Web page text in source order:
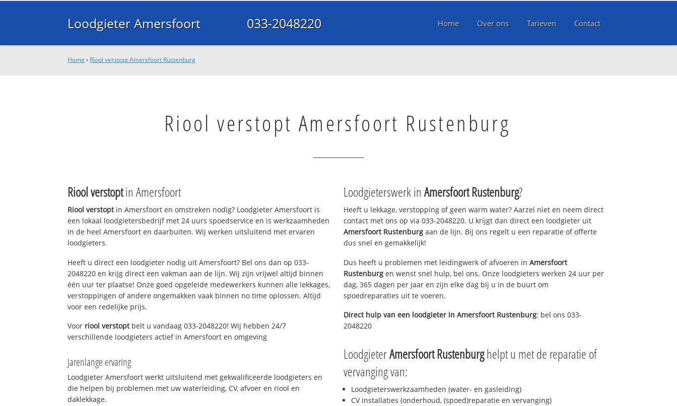
Loodgieter Amersfoort 033-2048220 Home Over ons Tarieven Contact
Home › Riool verstopt Amersfoort Rustenburg
Riool verstopt Amersfoort Rustenburg
Riool verstoptin Amersfoort
Riool verstoptin Amersfoort en omstreken nodig? Loodgieter Amersfoort is
een lokaal loodgietersbedrijf met 24 uurs spoedservice en is werkzaamheden
in de heel Amersfoort en daarbuiten. Wij werken uitsluitend met ervaren
loodgieters.
Heeft u direct een loodgieter nodig uit Amersfoort? Bel ons dan op 033-
2048220 en krijg direct een vakman aan de lijn. Wij zijn vrijwel altijd binnen
één uur ter plaatse! Onze goed opgeleide medewerkers kunnen alle lekkages,
verstoppingen of andere ongemakken vaak binnen no time oplossen. Altijd
voor een redelijke prijs.
Voor riool verstoptbelt u vandaag 033-2048220! Wij hebben 24/7
verschillende loodgieters actief in Amersfoort en omgeving
Jarenlange ervaring
Loodgieter Amersfoort werkt uitsluitend met gekwalificeerde loodgieters en
die helpen bij problemen met uw waterleiding, CV, afvoer en riool en
daklekkage.
Loodgieterswerk in Amersfoort Rustenburg?
Heeft u lekkage, verstopping of geen warm water? Aarzel niet en neem direct
contact met ons op via 033-2048220. U krijgt dan direct een loodgieter uit
Amersfoort Rustenburg aan de lijn. Bij ons regelt u een reparatie of offerte
dus snel en gemakkelijk!
Dus heeft u problemen met leidingwerk of afvoeren in Amersfoort
Rustenburg en wenst snel hulp, bel ons. Onze loodgieters werken 24 uur per
dag, 365 dagen per jaar en zijn elke dag bij u in de buurt om
spoedreparaties uit te voeren.
Direct hulp van een loodgieter in Amersfoort Rustenburg: bel ons 033-
2048220
LoodgieterAmersfoort Rustenburghelpt u met de reparatie of
vervanging van:
Loodgieterswerkzaamheden (water- en gasleiding)
CV installaties (onderhoud, (spoed)reparatie en vervanging)